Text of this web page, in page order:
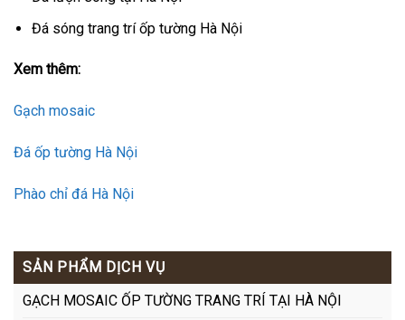
Đá sóng trang trí ốp tường Hà Nội
Xem thêm:
Gạch mosaic
Đá ốp tường Hà Nội
Phào chỉ đá Hà Nội
SẢN PHẨM DỊCH VỤ
GẠCH MOSAIC ỐP TƯỜNG TRANG TRÍ TẠI HÀ NỘI